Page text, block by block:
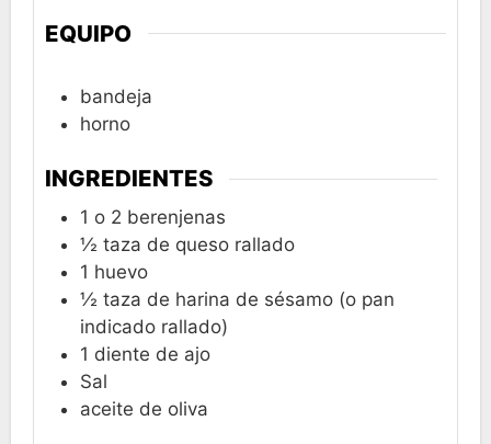
EQUIPO
bandeja
horno
INGREDIENTES
1 o 2 berenjenas
½ taza de queso rallado
1 huevo
½ taza de harina de sésamo (o pan
indicado rallado)
1 diente de ajo
Sal
aceite de oliva